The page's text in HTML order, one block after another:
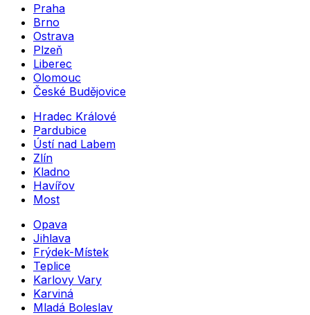
Praha
Brno
Ostrava
Plzeň
Liberec
Olomouc
České Budějovice
Hradec Králové
Pardubice
Ústí nad Labem
Zlín
Kladno
Havířov
Most
Opava
Jihlava
Frýdek-Místek
Teplice
Karlovy Vary
Karviná
Mladá Boleslav